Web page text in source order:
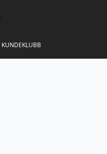
KUNDEKLUBB